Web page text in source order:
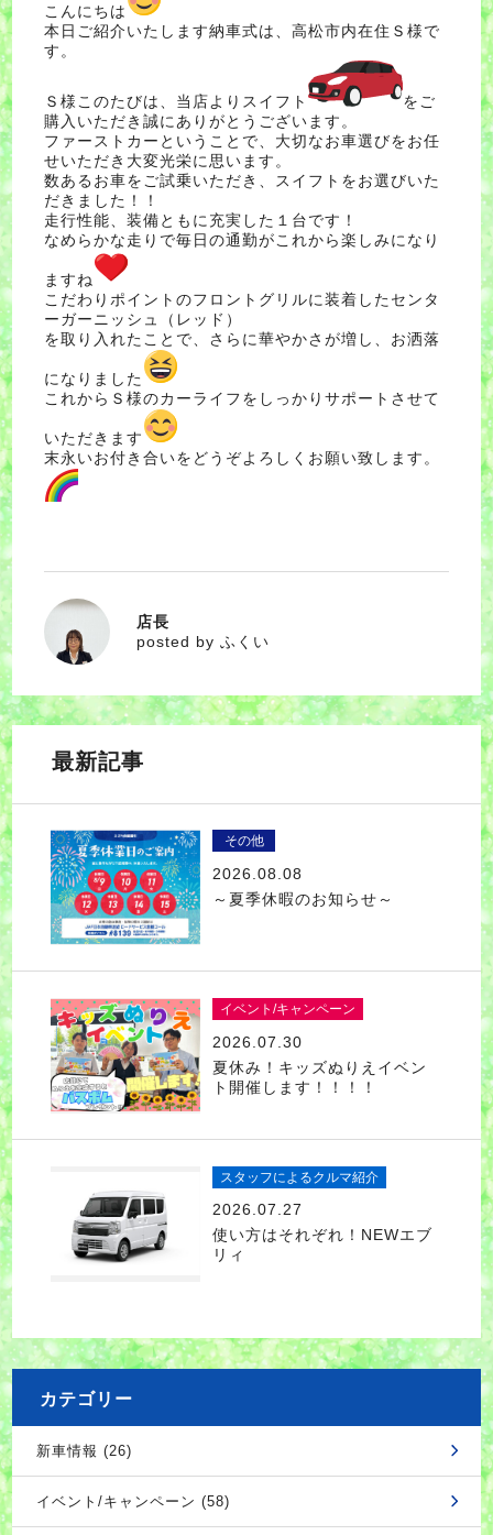
こんにちは
本日ご紹介いたします納車式は、高松市内在住Ｓ様で
す。
Ｓ様このたびは、当店よりスイフト
をご
購入いただき誠にありがとうございます。
ファーストカーということで、大切なお車選びをお任
せいただき大変光栄に思います。
数あるお車をご試乗いただき、スイフトをお選びいた
だきました！！
走行性能、装備ともに充実した１台です！
なめらかな走りで毎日の通勤がこれから楽しみになり
ますね
こだわりポイントのフロントグリルに装着したセンタ
ーガーニッシュ（レッド）
を取り入れたことで、さらに華やかさが増し、お洒落
になりました
これからＳ様のカーライフをしっかりサポートさせて
いただきます
末永いお付き合いをどうぞよろしくお願い致します。
ふくい
店長
posted by ふくい
最新記事
その他
2026.08.08
～夏季休暇のお知らせ～
イベント/キャンペーン
2026.07.30
夏休み！キッズぬりえイベン
ト開催します！！！！
スタッフによるクルマ紹介
2026.07.27
使い方はそれぞれ！NEWエブ
リィ
カテゴリー
新車情報 (26)
イベント/キャンペーン (58)